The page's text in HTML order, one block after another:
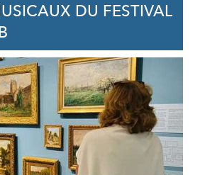
DU FESTIVAL